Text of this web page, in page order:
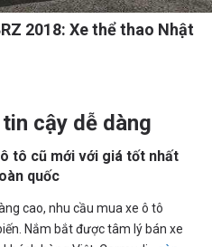
2018: Xe thể thao Nhật
cậy dễ dàng
tô cũ mới với giá tốt nhất
quốc
cao, nhu cầu mua xe ô tô
Nắm bắt được tâm lý bán xe